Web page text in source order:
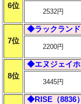
6位
2532円
7位
◆ラックランド
2200円
8位
◆エヌジェイホ
3445円
◆RISE（8836）